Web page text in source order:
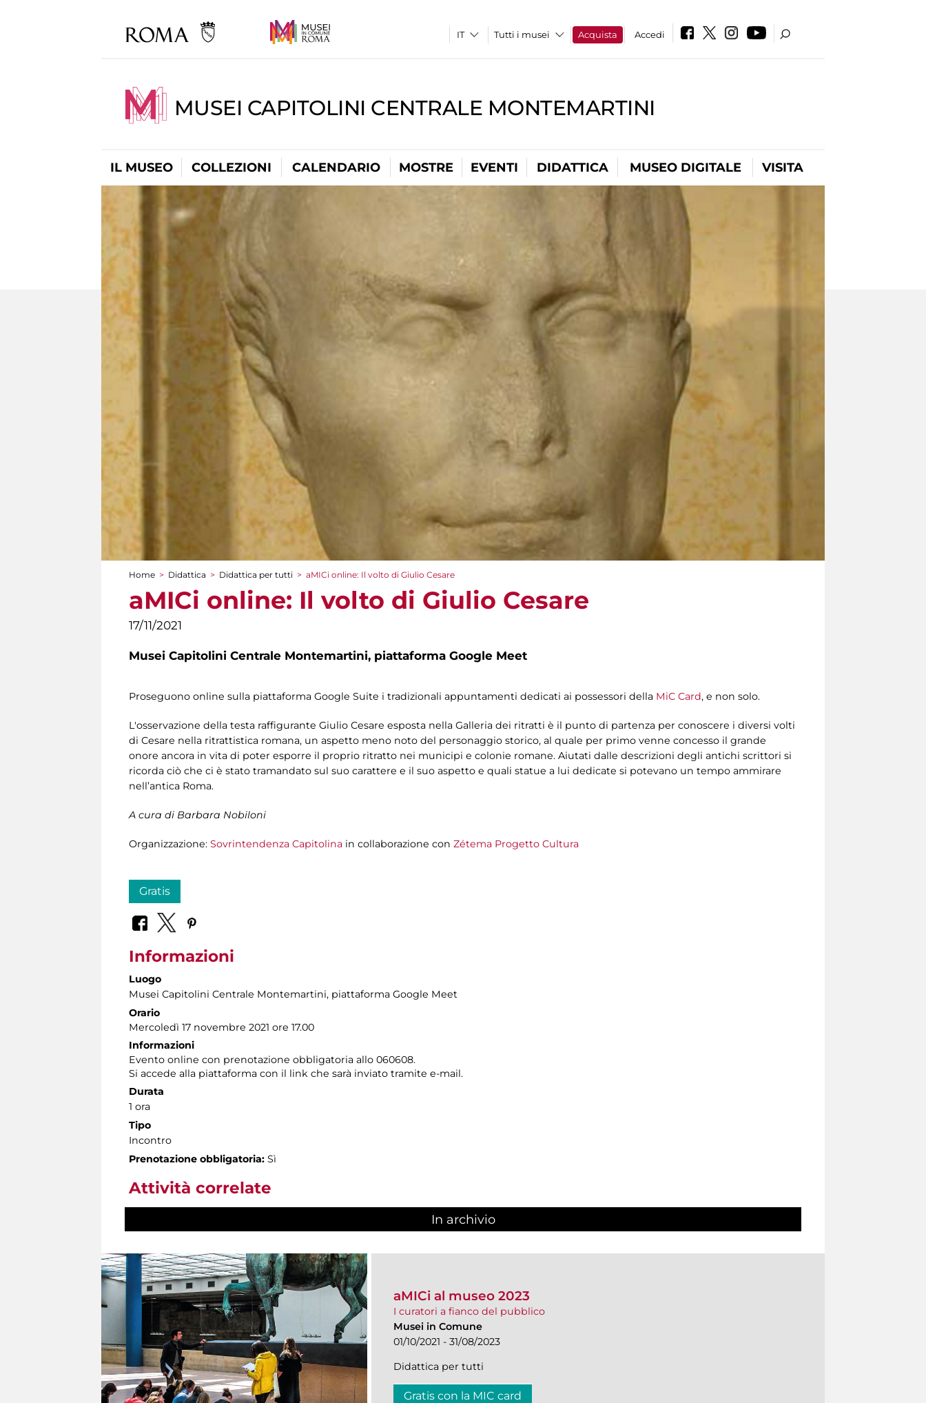
Tutti i musei Acquista Accedi
MUSEI CAPITOLINI CENTRALE MONTEMARTINI
IL MUSEO COLLEZIONI CALENDARIO MOSTRE EVENTI DIDATTICA MUSEO DIGITALE VISITA
Tu sei qui
Home > Didattica > Didattica per tutti > aMICi online: Il volto di Giulio Cesare
aMICi online: Il volto di Giulio Cesare
17/11/2021
Musei Capitolini Centrale Montemartini, piattaforma Google Meet
Proseguono online sulla piattaforma Google Suite i tradizionali appuntamenti dedicati ai possessori della MiC Card, e non solo.
L'osservazione della testa raffigurante Giulio Cesare esposta nella Galleria dei ritratti è il punto di partenza per conoscere i diversi volti
di Cesare nella ritrattistica romana, un aspetto meno noto del personaggio storico, al quale per primo venne concesso il grande
onore ancora in vita di poter esporre il proprio ritratto nei municipi e colonie romane. Aiutati dalle descrizioni degli antichi scrittori si
ricorda ciò che ci è stato tramandato sul suo carattere e il suo aspetto e quali statue a lui dedicate si potevano un tempo ammirare
nell’antica Roma.
A cura di Barbara Nobiloni
Organizzazione: Sovrintendenza Capitolina in collaborazione con Zétema Progetto Cultura
Gratis
Informazioni
Luogo
Musei Capitolini Centrale Montemartini, piattaforma Google Meet
Orario
Mercoledì 17 novembre 2021 ore 17.00
Informazioni
Evento online con prenotazione obbligatoria allo 060608.
Si accede alla piattaforma con il link che sarà inviato tramite e-mail.
Durata
1 ora
Tipo
Incontro
Prenotazione obbligatoria: Sì
Attività correlate
In archivio
aMICi al museo 2023
I curatori a fianco del pubblico
Musei in Comune
01/10/2021 - 31/08/2023
Didattica per tutti
Gratis con la MIC card